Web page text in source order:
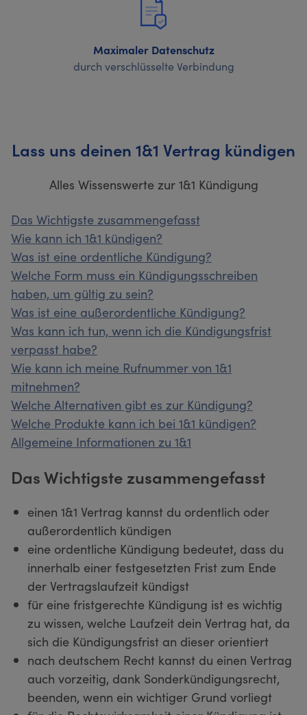
Maximaler Datenschutz
durch verschlüsselte Verbindung
Lass uns deinen 1&1 Vertrag kündigen
Alles Wissenswerte zur 1&1 Kündigung
Das Wichtigste zusammengefasst
Wie kann ich 1&1 kündigen?
Was ist eine ordentliche Kündigung?
Welche Form muss ein Kündigungsschreiben
haben, um gültig zu sein?
Was ist eine außerordentliche Kündigung?
Was kann ich tun, wenn ich die Kündigungsfrist
verpasst habe?
Wie kann ich meine Rufnummer von 1&1
mitnehmen?
Welche Alternativen gibt es zur Kündigung?
Welche Produkte kann ich bei 1&1 kündigen?
Allgemeine Informationen zu 1&1
Das Wichtigste zusammengefasst
einen 1&1 Vertrag kannst du ordentlich oder
außerordentlich kündigen
eine ordentliche Kündigung bedeutet, dass du
innerhalb einer festgesetzten Frist zum Ende
der Vertragslaufzeit kündigst
für eine fristgerechte Kündigung ist es wichtig
zu wissen, welche Laufzeit dein Vertrag hat, da
sich die Kündigungsfrist an dieser orientiert
nach deutschem Recht kannst du einen Vertrag
auch vorzeitig, dank Sonderkündigungsrecht,
beenden, wenn ein wichtiger Grund vorliegt